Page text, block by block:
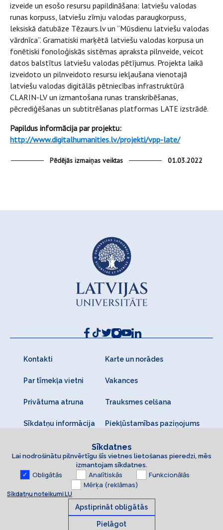
izveide un esošo resursu papildināšana: latviešu valodas
runas korpuss, latviešu zīmju valodas paraugkorpuss,
leksiskā datubāze Tēzaurs.lv un “Mūsdienu latviešu valodas
vārdnīca”. Gramatiski marķētā latviešu valodas korpusa un
fonētiski fonoloģiskās sistēmas apraksta pilnveide, veicot
datos balstītus latviešu valodas pētījumus. Projekta laikā
izveidoto un pilnveidoto resursu iekļaušana vienotajā
latviešu valodas digitālās pētniecības infrastruktūrā
CLARIN-LV un izmantošana runas transkribēšanas,
pēcrediģēšanas un subtitrēšanas platformas LATE izstrādē.
Papildus informācija par projektu:
http://www.digitalhumanities.lv/projekti/vpp-late/
Pēdējās izmaiņas veiktas 01.03.2022
Kontakti Karte un norādes
Par tīmekļa vietni Vakances
Privātuma atruna Trauksmes celšana
Sīkdatņu informācija Piekļūstamības paziņojums
Sīkdatnes
Lai nodrošinātu pilnvērtīgu šīs vietnes lietošanas pieredzi, mēs
izmantojam sīkdatnes.
Obligātās Analītiskās
Funkcionālās
Mērķa (reklāmas)
Sīkdatņu noteikumi LU
Apstiprināt obligātās
Pielāgot